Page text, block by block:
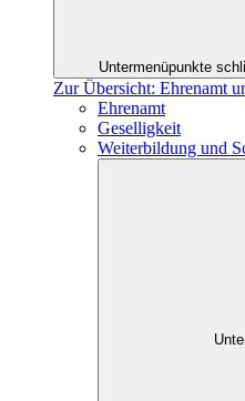
Untermenüpunkte
Zur Übersicht: Ehrenamt
Ehrenamt
Geselligkeit
Weiterbildung und